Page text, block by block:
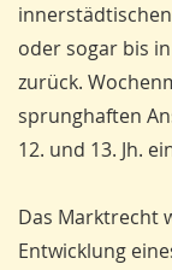
oder sogar bis
zurück.
sprunghaften
12. und 13. Jh.
Das Marktrecht
Entwicklung